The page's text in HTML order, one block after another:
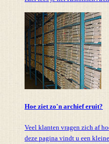
Hoe ziet zo'n archief eruit?
Veel klanten vragen zich af
deze pagina vindt u een